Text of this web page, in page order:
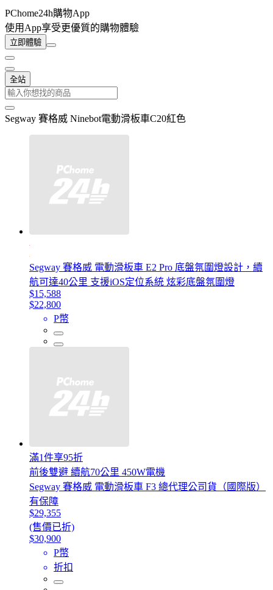
PChome24h購物App
使用App享受更優質的購物體驗
立即體驗
全站
Segway 賽格威 Ninebot電動滑板車C20紅色
Segway 賽格威 電動滑板車 E2 Pro 底盤氛圍燈設計，續
航可達40公里 支援iOS定位系統 炫彩底盤氛圍燈
$15,588
$22,800
P幣
滿1件享95折
前後雙避 續航70公里 450W電機
Segway 賽格威 電動滑板車 F3 總代理公司貨（國際版）
有保障
$29,355
(售價已折)
$30,900
P幣
折扣